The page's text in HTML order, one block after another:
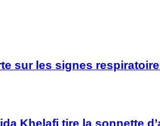
sur les signes
Khelafi tire la sonnette